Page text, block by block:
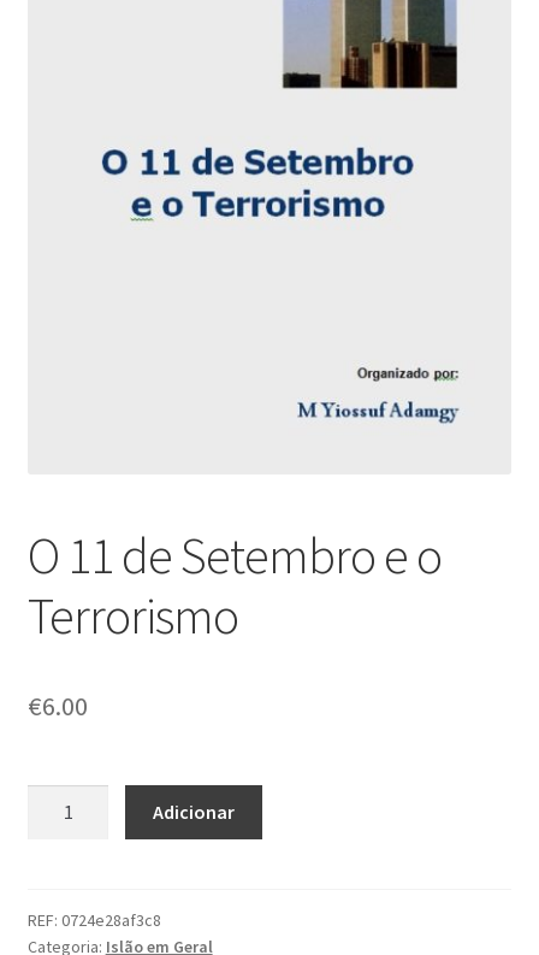
O 11 de Setembro e o
Terrorismo
€6.00
de
Setembro
Adicionar
REF: 0724e28af3c8
Categoria: Islão em Geral